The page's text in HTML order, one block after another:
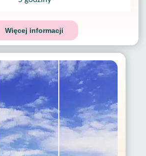
Więcej informacji